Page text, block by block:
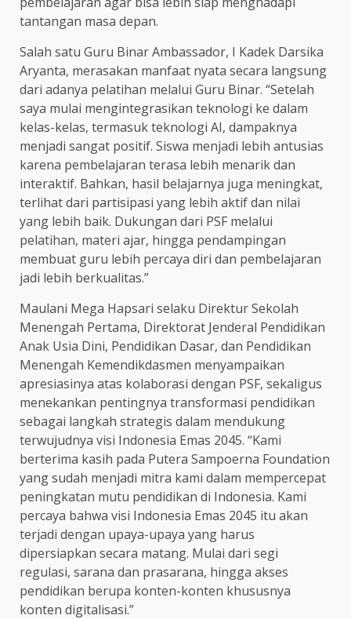
tantangan masa depan.
Salah satu Guru Binar Ambassador, I Kadek Darsika
Aryanta, merasakan manfaat nyata secara langsung
dari adanya pelatihan melalui Guru Binar. “Setelah
saya mulai mengintegrasikan teknologi ke dalam
kelas-kelas, termasuk teknologi AI, dampaknya
menjadi sangat positif. Siswa menjadi lebih antusias
karena pembelajaran terasa lebih menarik dan
interaktif. Bahkan, hasil belajarnya juga meningkat,
terlihat dari partisipasi yang lebih aktif dan nilai
yang lebih baik. Dukungan dari PSF melalui
pelatihan, materi ajar, hingga pendampingan
membuat guru lebih percaya diri dan pembelajaran
jadi lebih berkualitas.”
Maulani Mega Hapsari selaku Direktur Sekolah
Menengah Pertama, Direktorat Jenderal Pendidikan
Anak Usia Dini, Pendidikan Dasar, dan Pendidikan
Menengah Kemendikdasmen menyampaikan
apresiasinya atas kolaborasi dengan PSF, sekaligus
menekankan pentingnya transformasi pendidikan
sebagai langkah strategis dalam mendukung
terwujudnya visi Indonesia Emas 2045. “Kami
berterima kasih pada Putera Sampoerna Foundation
yang sudah menjadi mitra kami dalam mempercepat
peningkatan mutu pendidikan di Indonesia. Kami
percaya bahwa visi Indonesia Emas 2045 itu akan
terjadi dengan upaya-upaya yang harus
dipersiapkan secara matang. Mulai dari segi
regulasi, sarana dan prasarana, hingga akses
pendidikan berupa konten-konten khususnya
konten digitalisasi.”